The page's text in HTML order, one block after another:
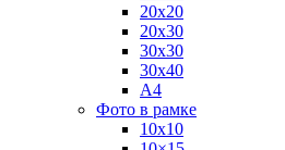
20х20
20х30
30х30
30х40
А4
Фото в рамке
10х10